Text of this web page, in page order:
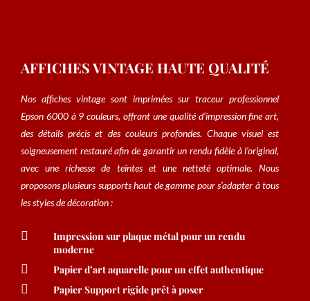
AFFICHES VINTAGE HAUTE QUALITÉ
Nos affiches vintage sont imprimées sur traceur professionnel
Epson 6000 à 9 couleurs, offrant une qualité d’impression fine art,
des détails précis et des couleurs profondes. Chaque visuel est
soigneusement restauré afin de garantir un rendu fidèle à l’original,
avec une richesse de teintes et une netteté optimale. Nous
proposons plusieurs supports haut de gamme pour s’adapter à tous
les styles de décoration :

Impression sur plaque métal pour un rendu
moderne
 Papier d’art aquarelle pour un effet authentique
 Papier Support rigide prêt à poser